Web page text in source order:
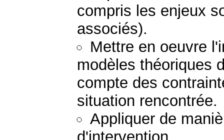
compris les enjeux
associés).
Mettre en oeuvre
modèles théoriques
compte des
situation rencontrée.
Appliquer de